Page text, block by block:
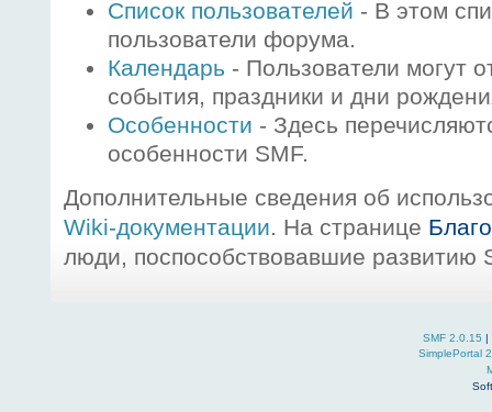
Список пользователей - В этом
пользователи форума.
Календарь - Пользователи могут
события, праздники и дни
Особенности - Здесь
особенности SMF.
Дополнительные сведения об
Wiki-документации. На странице
люди, поспособствовавшие развитию
SMF 2.0.15 |
SimplePortal